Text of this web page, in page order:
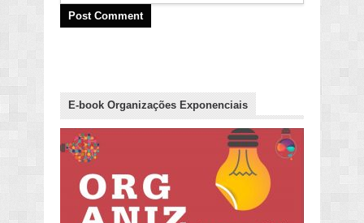
E-book Organizações Exponenciais